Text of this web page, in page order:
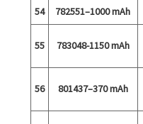
54 782551–1000 mAh
55 783048-1150 mAh
56 801437–370 mAh